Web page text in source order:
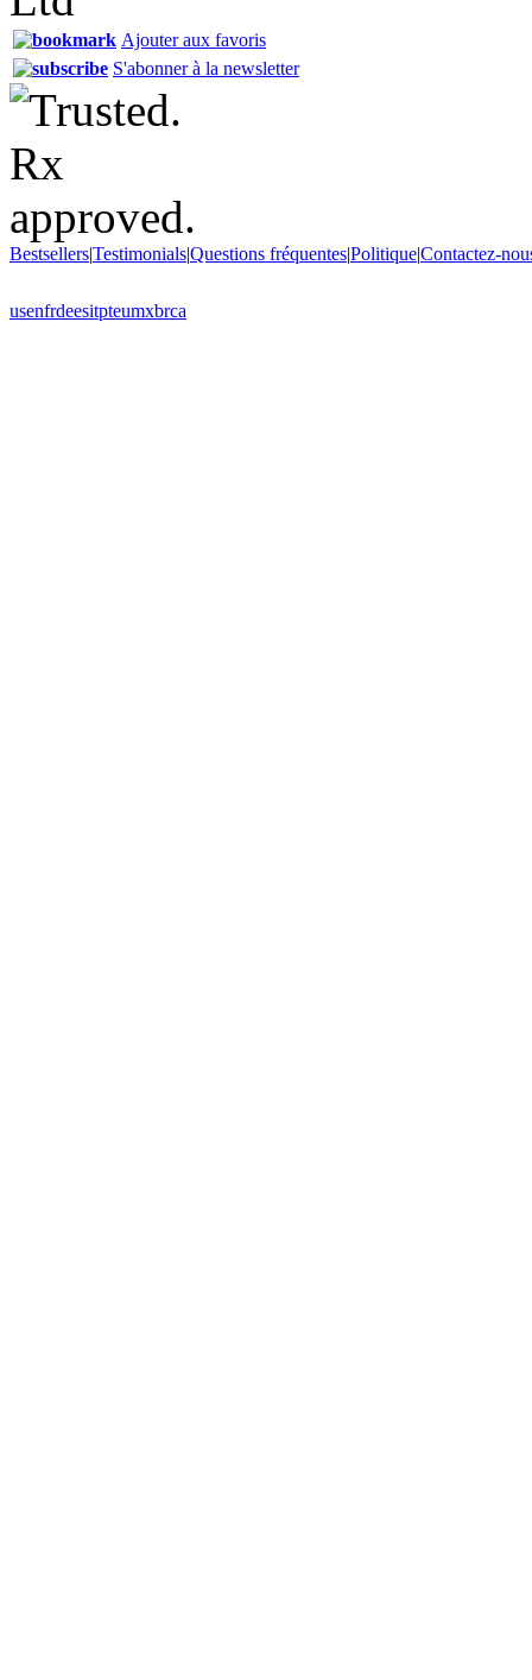
Ajouter aux favoris
S'abonner à la newsletter
Bestsellers|Testimonials|Questions fréquentes|Politique|Contactez-
usenfrdeesitpteumxbrca